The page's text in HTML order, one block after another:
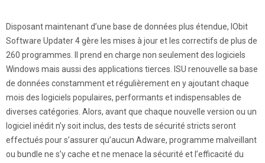
Disposant maintenant d’une base de données plus étendue, IObit
Software Updater 4 gère les mises à jour et les correctifs de plus de
260 programmes. Il prend en charge non seulement des logiciels
Windows mais aussi des applications tierces. ISU renouvelle sa base
de données constamment et régulièrement en y ajoutant chaque
mois des logiciels populaires, performants et indispensables de
diverses catégories. Alors, avant que chaque nouvelle version ou un
logiciel inédit n’y soit inclus, des tests de sécurité stricts seront
effectués pour s’assurer qu’aucun Adware, programme malveillant
ou bundle ne s’y cache et ne menace la sécurité et l’efficacité du